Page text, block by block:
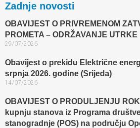
Zadnje novosti
OBAVIJEST O PRIVREMENOM
PROMETA – ODRŽAVANJE
29/07/2026
Obavijest o prekidu Električne
srpnja 2026. godine (Srijeda)
14/07/2026
OBAVIJEST O PRODULJENJU
kupnju stanova iz Programa
stanogradnje (POS) na području